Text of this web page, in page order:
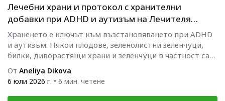
Лечебни храни и протокол с хранителни
добавки при ADHD и аутизъм на Лечителя
Медиум
Храненето е ключът към възстановяването при ADHD
и аутизъм. Някои плодове, зеленолистни зеленчуци,
билки, диворастящи храни и зеленчуци в частност са
особено полезни за тези...
От Aneliya Dikova
6 юли 2026 г. • 6 мин. четене